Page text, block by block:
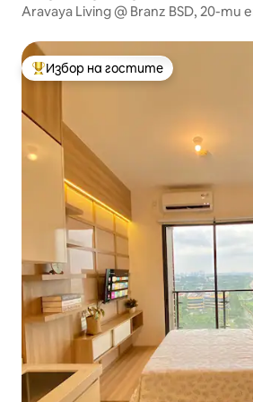
Aravaya Living @ Branz BSD, 20-ти
Най-популярен избор на гостите
Избор на гостите